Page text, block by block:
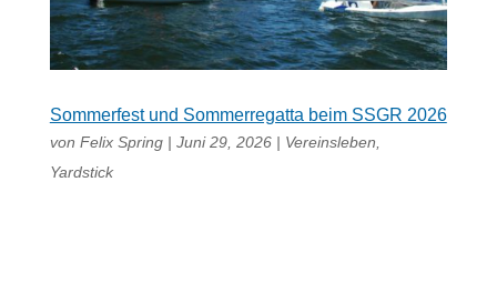
Sommerfest und Sommerregatta beim SSGR 2026
von Felix Spring| Juni 29, 2026| Vereinsleben,
Yardstick